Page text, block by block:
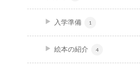
入学準備 1
絵本の紹介 4